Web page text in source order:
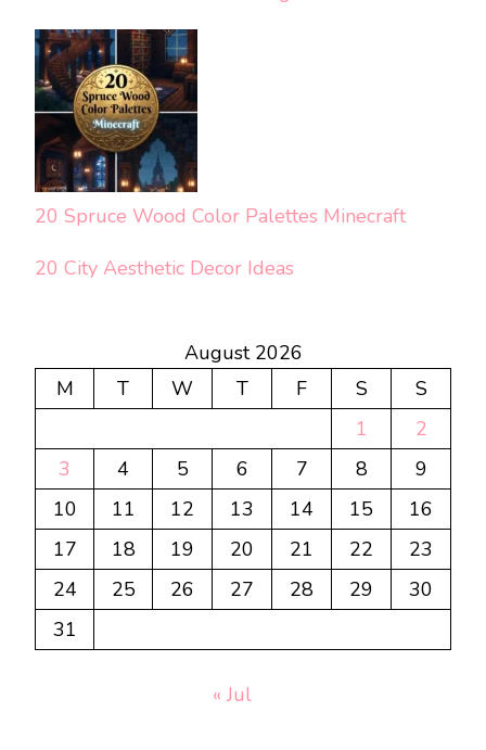
20 Spruce Wood Color Palettes Minecraft
20 City Aesthetic Decor Ideas
August 2026
M
T W T F S
S
1
2
3
4 5 6 7 8
9
10
11 12 13 14 15
16
17
18 19 20 21 22
23
24
25 26 27 28 29
30
31
« Jul